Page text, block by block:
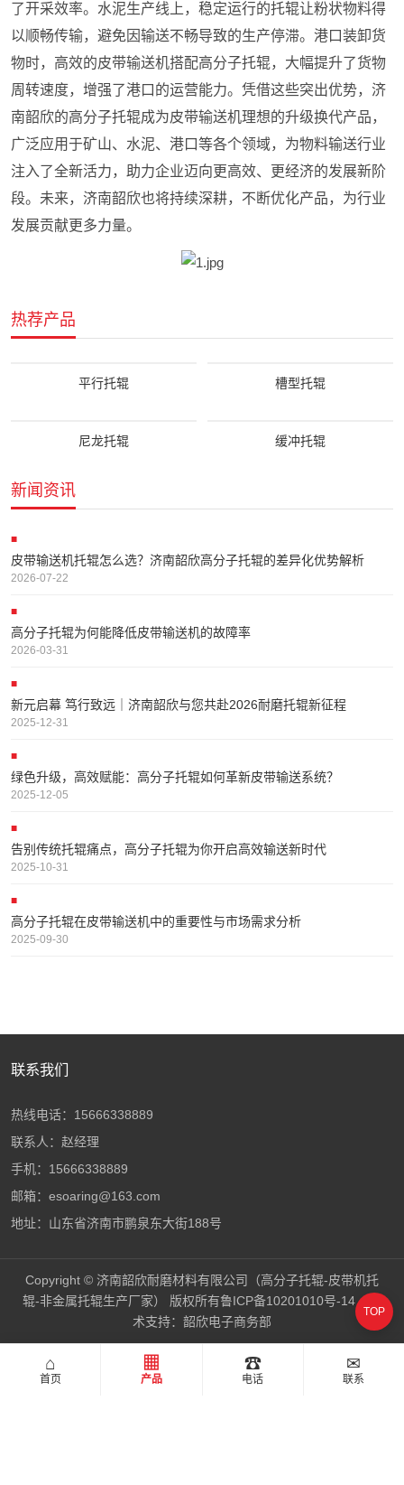
了开采效率。水泥生产线上，稳定运行的托辊让粉状物料得
以顺畅传输，避免因输送不畅导致的生产停滞。港口装卸货
物时，高效的皮带输送机搭配高分子托辊，大幅提升了货物
周转速度，增强了港口的运营能力。凭借这些突出优势，济
南韶欣的高分子托辊成为皮带输送机理想的升级换代产品，
广泛应用于矿山、水泥、港口等各个领域，为物料输送行业
注入了全新活力，助力企业迈向更高效、更经济的发展新阶
段。未来，济南韶欣也将持续深耕，不断优化产品，为行业
发展贡献更多力量。
热荐产品
平行托辊 槽型托辊
尼龙托辊 缓冲托辊
新闻资讯
皮带输送机托辊怎么选？济南韶欣高分子托辊的差异化优势解析
2026-07-22
高分子托辊为何能降低皮带输送机的故障率
2026-03-31
新元启幕 笃行致远｜济南韶欣与您共赴2026耐磨托辊新征程
2025-12-31
绿色升级，高效赋能：高分子托辊如何革新皮带输送系统？
2025-12-05
告别传统托辊痛点，高分子托辊为你开启高效输送新时代
2025-10-31
高分子托辊在皮带输送机中的重要性与市场需求分析
2025-09-30
联系我们
热线电话：15666338889
联系人：赵经理
手机：15666338889
邮箱：esoaring@163.com
地址：山东省济南市鹏泉东大街188号
Copyright © 济南韶欣耐磨材料有限公司（高分子托辊-皮带机托
辊-非金属托辊生产厂家） 版权所有鲁ICP备10201010号-14技
术支持： 韶欣电子商务部
⌂
首页
▦
产品
☎
电话
✉
联系
TOP